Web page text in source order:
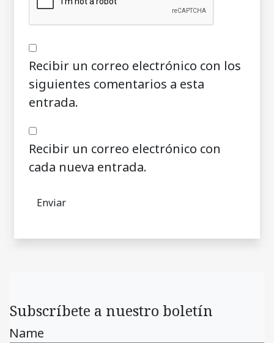
Recibir un correo electrónico con los
siguientes comentarios a esta
entrada.
Recibir un correo electrónico con
cada nueva entrada.
Subscríbete a nuestro boletín
Name